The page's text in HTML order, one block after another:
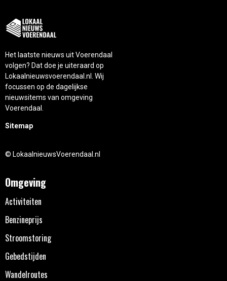
Het laatste nieuws uit Voerendaal
volgen? Dat doe je uiteraard op
Lokaalnieuwsvoerendaal.nl. Wij
focussen op de dagelijkse
nieuwsitems van omgeving
Voerendaal.
Sitemap
© LokaalnieuwsVoerendaal.nl
Omgeving
Activiteiten
Benzineprijs
Stroomstoring
Gebedstijden
Wandelroutes